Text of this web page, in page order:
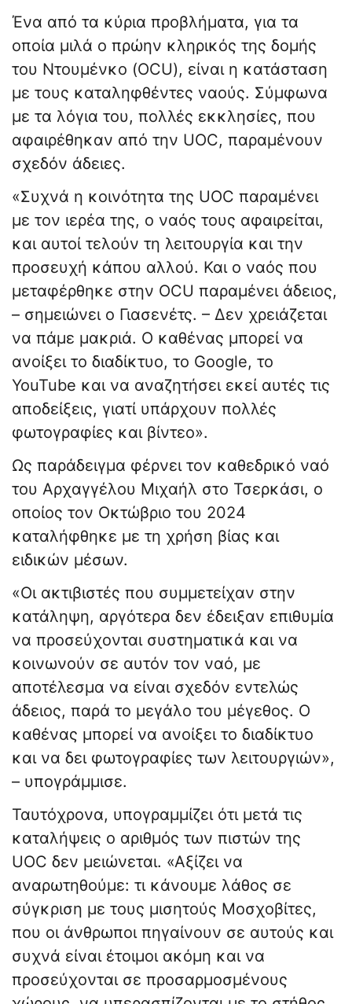
Ένα από τα κύρια προβλήματα, για τα
οποία μιλά ο πρώην κληρικός της δομής
του Ντουμένκο (OCU), είναι η κατάσταση
με τους καταληφθέντες ναούς. Σύμφωνα
με τα λόγια του, πολλές εκκλησίες, που
αφαιρέθηκαν από την UOC, παραμένουν
σχεδόν άδειες.
«Συχνά η κοινότητα της UOC παραμένει
με τον ιερέα της, ο ναός τους αφαιρείται,
και αυτοί τελούν τη λειτουργία και την
προσευχή κάπου αλλού. Και ο ναός που
μεταφέρθηκε στην OCU παραμένει άδειος,
– σημειώνει ο Γιασενέτς. – Δεν χρειάζεται
να πάμε μακριά. Ο καθένας μπορεί να
ανοίξει το διαδίκτυο, το Google, το
YouTube και να αναζητήσει εκεί αυτές τις
αποδείξεις, γιατί υπάρχουν πολλές
φωτογραφίες και βίντεο».
Ως παράδειγμα φέρνει τον καθεδρικό ναό
του Αρχαγγέλου Μιχαήλ στο Τσερκάσι, ο
οποίος τον Οκτώβριο του 2024
καταλήφθηκε με τη χρήση βίας και
ειδικών μέσων.
«Οι ακτιβιστές που συμμετείχαν στην
κατάληψη, αργότερα δεν έδειξαν επιθυμία
να προσεύχονται συστηματικά και να
κοινωνούν σε αυτόν τον ναό, με
αποτέλεσμα να είναι σχεδόν εντελώς
άδειος, παρά το μεγάλο του μέγεθος. Ο
καθένας μπορεί να ανοίξει το διαδίκτυο
και να δει φωτογραφίες των λειτουργιών»,
– υπογράμμισε.
Ταυτόχρονα, υπογραμμίζει ότι μετά τις
καταλήψεις ο αριθμός των πιστών της
UOC δεν μειώνεται. «Αξίζει να
αναρωτηθούμε: τι κάνουμε λάθος σε
σύγκριση με τους μισητούς Μοσχοβίτες,
που οι άνθρωποι πηγαίνουν σε αυτούς και
συχνά είναι έτοιμοι ακόμη και να
προσεύχονται σε προσαρμοσμένους